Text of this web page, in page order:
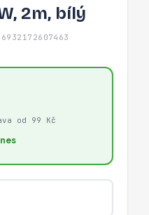
2m, bílý
od 99 Kč